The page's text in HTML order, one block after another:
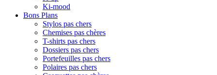
Ki-mood
Bons Plans
Stylos pas chers
Chemises pas chères
T-shirts pas chers
Dossiers pas chers
Portefeuilles pas chers
Polaires pas chers